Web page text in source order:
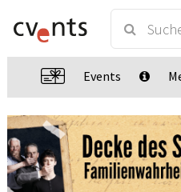
Events